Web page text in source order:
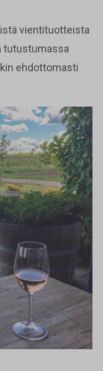
vientituotteista
tutustumassa
ehdottomasti